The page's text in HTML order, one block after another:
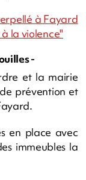
à Fayard
la violence"
-
et la mairie
prévention et
en place avec
immeubles la